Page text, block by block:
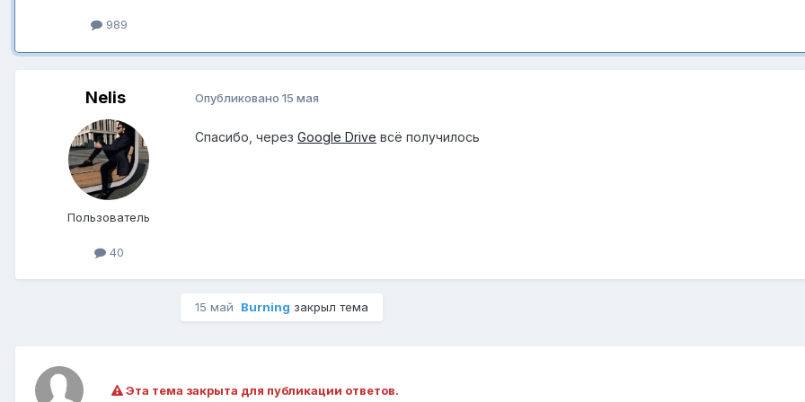
989
Nelis
Пользователь
40
Опубликовано 15 мая
Спасибо, через Google Drive всё получилось
15 май Burning закрыл тема
Эта тема закрыта для публикации ответов.